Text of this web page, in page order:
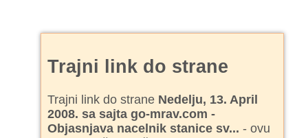
Trajni link do strane
Trajni link do strane Nedelju, 13. April
2008. sa sajta go-mrav.com -
Objasnjava nacelnik stanice sv... - ovu